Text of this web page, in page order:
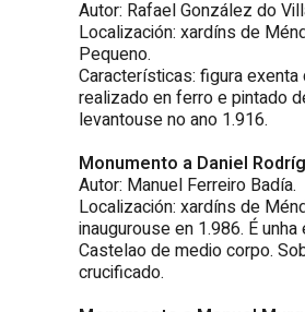
Autor: Rafael González do
Localización: xardíns de
Pequeno.
Características: figura
realizado en ferro e pintado
levantouse no ano 1.916.
Monumento a Daniel
Autor: Manuel Ferreiro Badía.
Localización: xardíns de
inaugurouse en 1.986. É
Castelao de medio corpo.
crucificado.